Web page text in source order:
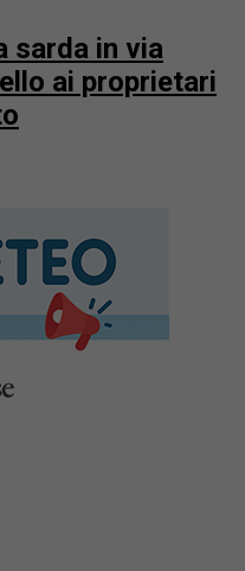
sarda in via
ai proprietari